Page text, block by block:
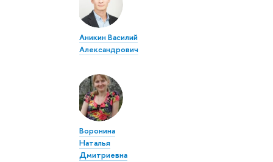
Аникин Василий
Александрович
Воронина
Наталья
Дмитриевна